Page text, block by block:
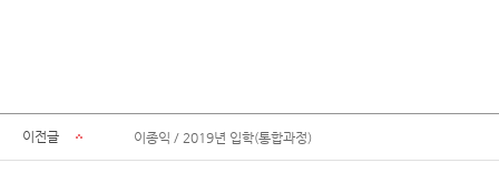
이전글 이종익 / 2019년 입학(통합과정)